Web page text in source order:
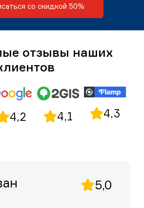
со скидкой 50%
отзывы наших
4,2 4,1 4,3
5,0